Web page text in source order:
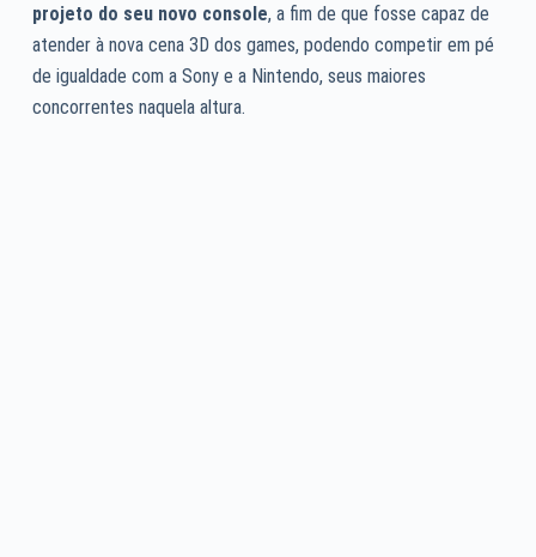
projeto do seu novo console, a fim de que fosse capaz de
atender à nova cena 3D dos games, podendo competir em pé
de igualdade com a Sony e a Nintendo, seus maiores
concorrentes naquela altura.